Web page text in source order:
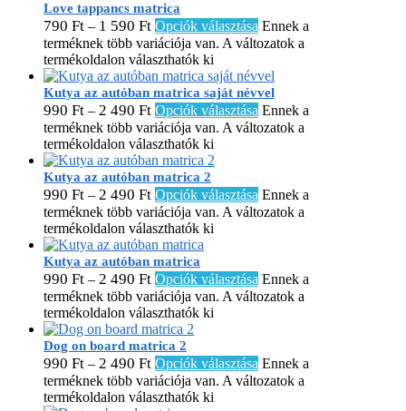
Love tappancs matrica
790 Ft – 1 590 Ft Opciók választása Ennek a
terméknek több variációja van. A változatok a
termékoldalon választhatók ki
Kutya az autóban matrica saját névvel
990 Ft – 2 490 Ft Opciók választása Ennek a
terméknek több variációja van. A változatok a
termékoldalon választhatók ki
Kutya az autóban matrica 2
990 Ft – 2 490 Ft Opciók választása Ennek a
terméknek több variációja van. A változatok a
termékoldalon választhatók ki
Kutya az autóban matrica
990 Ft – 2 490 Ft Opciók választása Ennek a
terméknek több variációja van. A változatok a
termékoldalon választhatók ki
Dog on board matrica 2
990 Ft – 2 490 Ft Opciók választása Ennek a
terméknek több variációja van. A változatok a
termékoldalon választhatók ki